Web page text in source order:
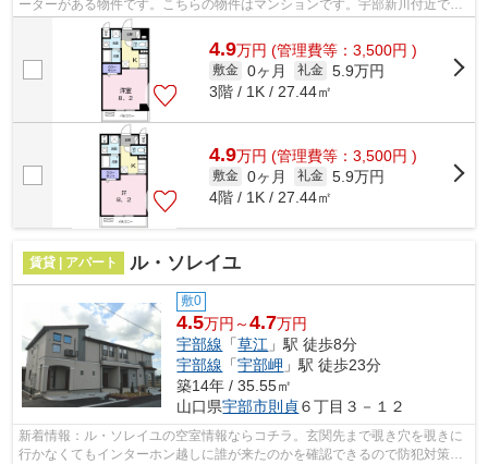
ーターがある物件です。こちらの物件はマンションです。宇部新川付近で一
緒にお部屋を探しましょう。地域の情報...
4.9万円 (管理費等：3,500円 )
敷金 0ヶ月 礼金 5.9万円
3階 / 1K / 27.44㎡
4.9万円 (管理費等：3,500円 )
敷金 0ヶ月 礼金 5.9万円
4階 / 1K / 27.44㎡
賃貸 | アパート ル・ソレイユ
敷0
4.5万円～4.7万円
宇部線 「草江 」駅 徒歩8分
宇部線 「宇部岬 」駅 徒歩23分
築14年 / 35.55㎡
山口県宇部市則貞６丁目３－１２
新着情報：ル・ソレイユの空室情報ならコチラ。玄関先まで覗き穴を覗きに
行かなくてもインターホン越しに誰が来たのかを確認できるので防犯対策に